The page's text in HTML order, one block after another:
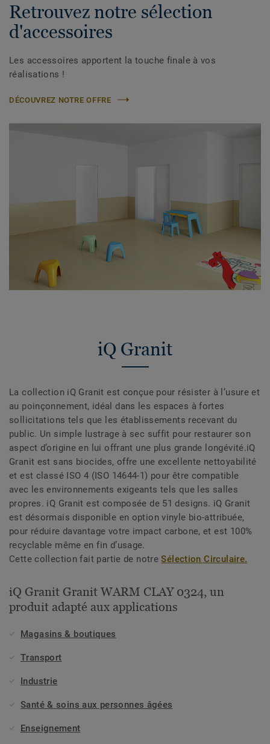
Retrouvez notre sélection
d'accessoires
Les accessoires apportent la touche finale à vos
réalisations !
DÉCOUVREZ NOTRE OFFRE
iQ Granit
La collection iQ Granit est conçue pour résister à l’usure et
au poinçonnement, idéal dans les espaces à fortes
sollicitations tels que les établissements recevant du
public. Un simple lustrage à sec suffit pour restaurer son
aspect d’origine en lui offrant une plus grande longévité.iQ
Granit est sans biocides, offre une excellente nettoyabilité
et est classé ISO 4 (ISO 14644-1) pour être compatible
avec les environnements exigeants tels que les salles
propres. iQ Granit est composée de 51 designs. iQ Granit
est désormais disponible en option vinyle bio-attribuée,
pour réduire davantage votre impact carbone, et est 100%
recyclable même en fin d’usage.
Cette collection fait partie de notreSélection Circulaire.
iQ Granit Granit WARM CLAY 0324, un
produit adapté aux applications
Magasins & boutiques
Transport
Industrie
Santé & soins aux personnes âgées
Enseignement